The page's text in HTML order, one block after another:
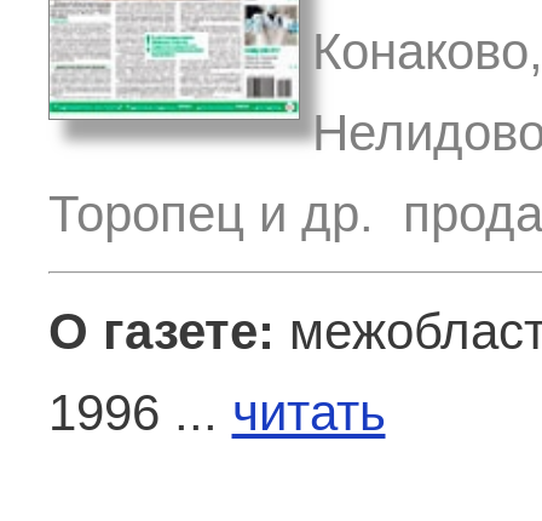
Торопец и др.
О газете:
1996 ... читать